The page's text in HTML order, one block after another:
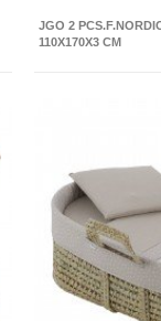
JGO 2
110X170X3 CM